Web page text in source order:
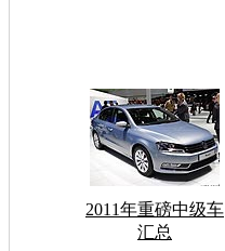
2011年重磅中级车
汇总